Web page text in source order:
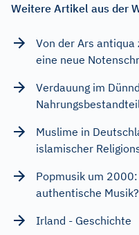
Weitere Artikel aus der
Von der Ars antiqua
eine neue
Verdauung im
Muslime in
islamischer
Popmusik um
authentische Musik?
Irland - Geschichte